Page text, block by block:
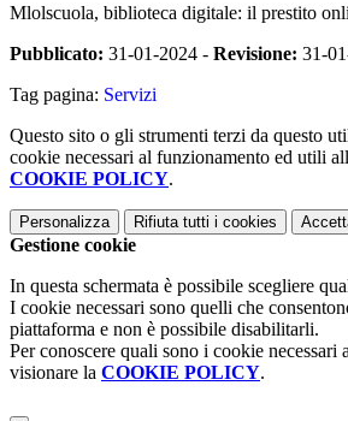
Mlolscuola, biblioteca digitale: il prestito
Pubblicato: 31-01-2024 - Revisione: 31-
Tag pagina: Servizi
Questo sito o gli strumenti terzi da questo
cookie necessari al funzionamento ed utili
COOKIE POLICY.
Personalizza Rifiuta tutti i cookies
Gestione cookie
In questa schermata è possibile scegliere
I cookie necessari sono quelli che
piattaforma e non è possibile disabilitarli.
Per conoscere quali sono i cookie necessari
visionare la COOKIE POLICY.